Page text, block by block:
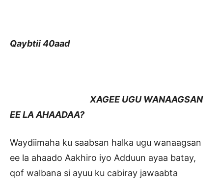
Qaybtii 40aad
XAGEE UGU WANAAGSAN
EE LA AHAADAA?
Waydiimaha ku saabsan halka ugu wanaagsan
ee la ahaado Aakhiro iyo Adduun ayaa batay,
qof walbana si ayuu ku cabiray jawaabta